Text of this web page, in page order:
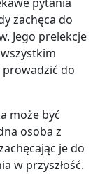
pytania
zachęca do
Jego prelekcje
do
może być
osoba z
je do
w przyszłość.